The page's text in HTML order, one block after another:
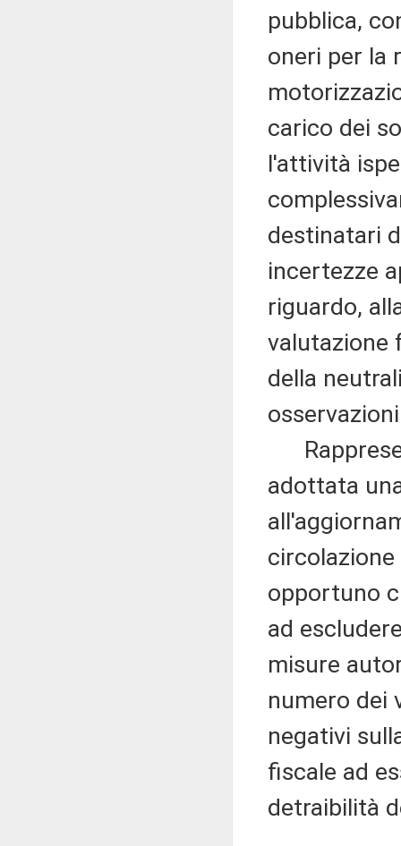
pubblica,
oneri per la
carico dei
l'attività
destinatari
incertezze
riguardo,
valutazione
della
adottata
opportuno
ad
misure
numero dei
negativi
fiscale ad
detraibilità